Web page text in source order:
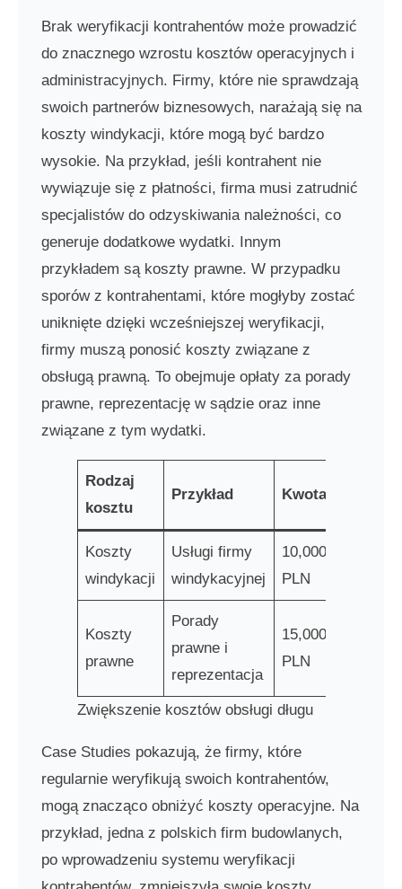
Brak weryfikacji kontrahentów może prowadzić
do znacznego wzrostu kosztów operacyjnych i
administracyjnych. Firmy, które nie sprawdzają
swoich partnerów biznesowych, narażają się na
koszty windykacji, które mogą być bardzo
wysokie. Na przykład, jeśli kontrahent nie
wywiązuje się z płatności, firma musi zatrudnić
specjalistów do odzyskiwania należności, co
generuje dodatkowe wydatki. Innym
przykładem są koszty prawne. W przypadku
sporów z kontrahentami, które mogłyby zostać
uniknięte dzięki wcześniejszej weryfikacji,
firmy muszą ponosić koszty związane z
obsługą prawną. To obejmuje opłaty za porady
prawne, reprezentację w sądzie oraz inne
związane z tym wydatki.
Rodzaj
kosztu
Przykład Kwota
Koszty
windykacji
Usługi firmy
windykacyjnej
10,000
PLN
Koszty
prawne
Porady
prawne i
reprezentacja
15,000
PLN
Zwiększenie kosztów obsługi długu
Case Studies pokazują, że firmy, które
regularnie weryfikują swoich kontrahentów,
mogą znacząco obniżyć koszty operacyjne. Na
przykład, jedna z polskich firm budowlanych,
po wprowadzeniu systemu weryfikacji